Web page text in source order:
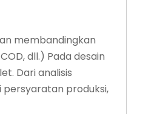
membandingkan
dll.) Pada desain
Dari analisis
produksi,